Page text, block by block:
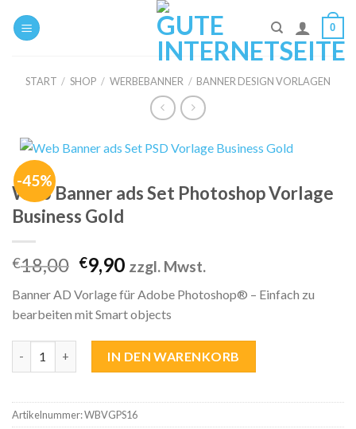
Inhalt
0
START / SHOP / WERBEBANNER / BANNER DESIGN VORLAGEN
-45%
Web Banner ads Set Photoshop Vorlage
Business Gold
€18,00 Ursprünglicher
Preis
war:
€18,00
€9,90Aktueller
ist:
€9,90.
zzgl. Mwst.
Banner AD Vorlage für Adobe Photoshop® – Einfach zu
bearbeiten mit Smart objects
IN DEN WARENKORB
Artikelnummer:WBVGPS16